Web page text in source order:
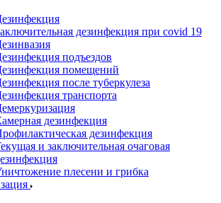
дезинфекция при covid 19
подъездов
помещений
после туберкулеза
транспорта
дезинфекция
дезинфекция
и заключительная очаговая
плесени и грибка